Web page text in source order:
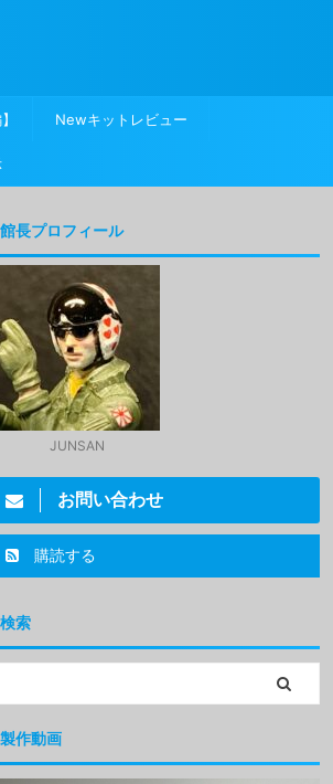
Newキットレビュー
館長プロフィール
JUNSAN
お問い合わせ
購読する
検索
製作動画